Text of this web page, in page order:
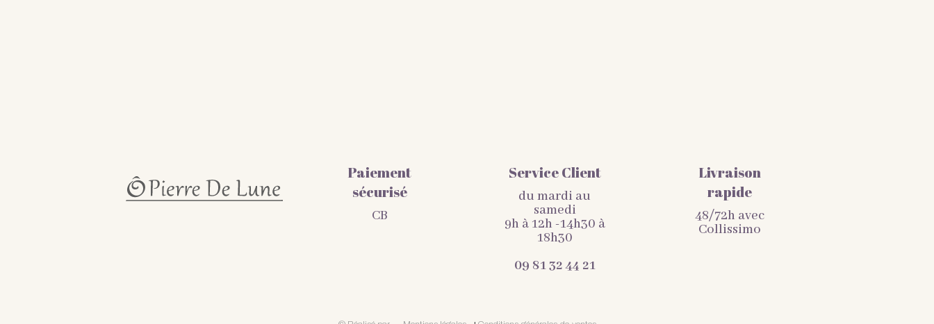
Paiement
sécurisé
CB
Service Client
du mardi au
samedi
9h à 12h -14h30 à
18h30
09 81 32 44 21
Livraison
rapide
48/72h avec
Collissimo